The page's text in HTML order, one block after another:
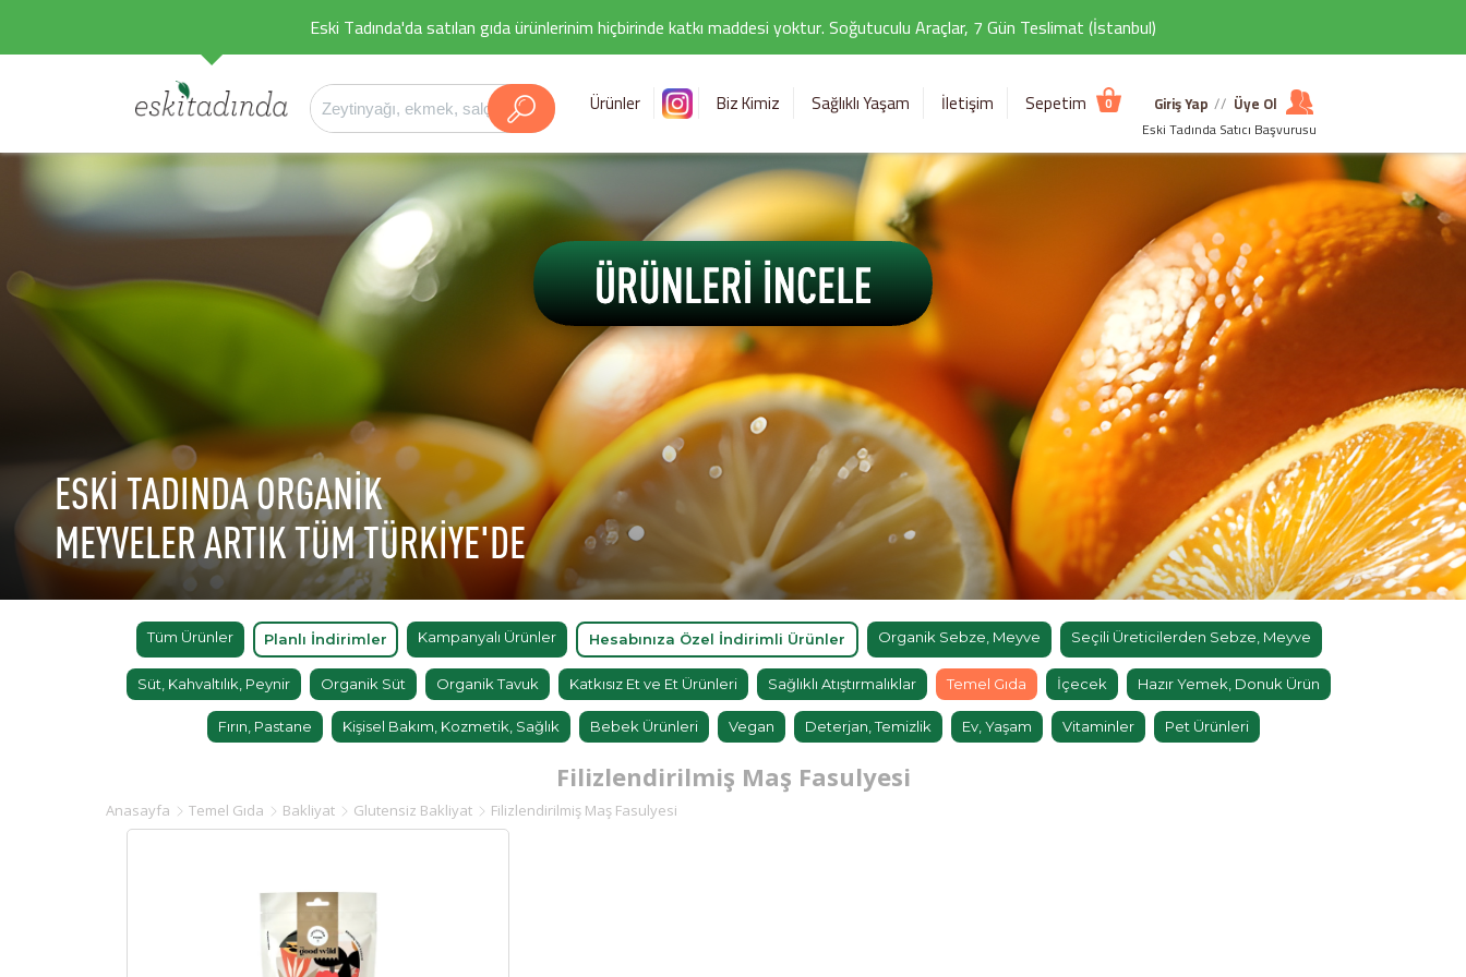
Eski Tadında'da satılan gıda ürünlerinim hiçbirinde katkı maddesi yoktur. Soğutuculu Araçlar, 7 Gün Teslimat (İstanbul)
Ürünler Biz Kimiz Sağlıklı Yaşam İletişim Sepetim 0 Giriş Yap // Üye Ol
Eski Tadında Satıcı Başvurusu
ESKİ TADINDA ORGANİK
MEYVELER ARTIK TÜM TÜRKİYE'DE
Tüm Ürünler Planlı İndirimler Kampanyalı Ürünler Hesabınıza Özel İndirimli Ürünler Organik Sebze, Meyve Seçili Üreticilerden Sebze, Meyve
Süt, Kahvaltılık, Peynir Organik Süt Organik Tavuk Katkısız Et ve Et Ürünleri Sağlıklı Atıştırmalıklar Temel Gıda İçecek Hazır Yemek, Donuk Ürün
Fırın, Pastane Kişisel Bakım, Kozmetik, Sağlık Bebek Ürünleri Vegan Deterjan, Temizlik Ev, Yaşam Vitaminler Pet Ürünleri
Filizlendirilmiş Maş Fasulyesi
Anasayfa Temel Gıda Bakliyat Glutensiz Bakliyat Filizlendirilmiş Maş Fasulyesi